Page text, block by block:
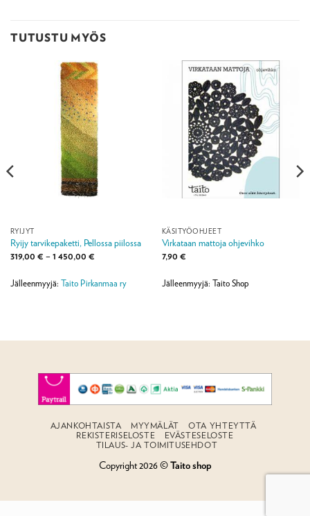
TUTUSTU MYÖS
RYIJYT
Ryijy tarvikepaketti, Pellossa piilossa
319,00 € – 1 450,00 €Hintaluokka:
1
450,00 €
Jälleenmyyjä: Taito Pirkanmaa ry
KÄSITYÖOHJEET
Virkataan mattoja ohjevihko
7,90 €
Jälleenmyyjä: Taito Shop
AJANKOHTAISTA MYYMÄLÄT
OTA YHTEYTTÄ
REKISTERISELOSTE
EVÄSTESELOSTE
TILAUS- JA TOIMITUSEHDOT
Copyright 2026 ©Taito shop